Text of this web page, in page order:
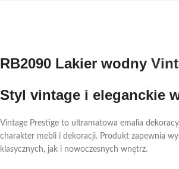
RB2090 Lakier wodny
Styl vintage i eleganckie
Vintage Prestige to ultramatowa emalia
charakter mebli i dekoracji. Produkt zapewnia
klasycznych, jak i nowoczesnych wnętrz.